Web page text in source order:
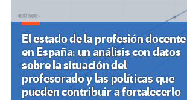
El estado de la profesión docente
en España: un análisis con datos
sobre la situación del
profesorado y las políticas que
pueden contribuir a fortalecerlo